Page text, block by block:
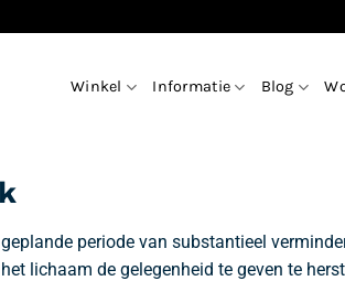
Winkel Informatie Blog
periode van substantieel
lichaam de gelegenheid te geven te